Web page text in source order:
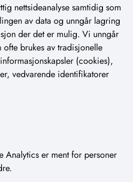
nettsideanalyse samtidig som
av data og unngår lagring
der det er mulig. Vi unngår
ofte brukes av tradisjonelle
(cookies),
vedvarende identifikatorer
Analytics er ment for personer